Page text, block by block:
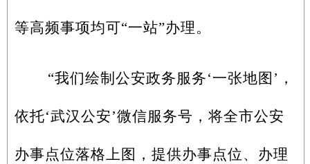
等高频事项均可“一站”办理。
“我们绘制公安政务服务‘一张地图’，
依托‘武汉公安’微信服务号，将全市公安
办事点位落格上图，提供办事点位、办理